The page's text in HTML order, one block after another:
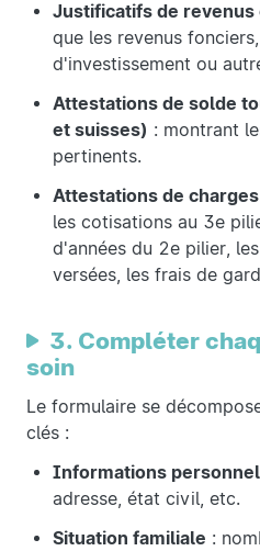
Justificatifs de
que les revenus
d'investissement ou
Attestations de solde
et suisses) : montrant
pertinents.
Attestations de
les cotisations au 3e
d'années du 2e pilier,
versées, les frais de
3. Compléter
soin
Le formulaire se
clés :
Informations
adresse, état civil, etc.
Situation familiale :